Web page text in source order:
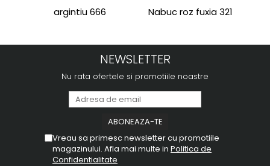
argintiu 666 Nabuc roz fuxia 321
NEWSLETTER
Nu rata ofertele si promotiile noastre
Vreau sa primesc newsletter cu promotiile
magazinului. Afla mai multe in Politica de
Confidentialitate